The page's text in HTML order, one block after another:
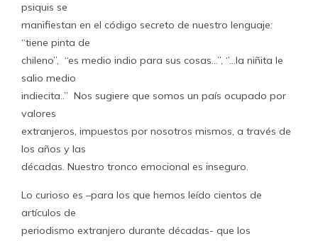
psiquis se
manifiestan en el código secreto de nuestro lenguaje:
“tiene pinta de
chileno”, “es medio indio para sus cosas…”, ‘’…la niñita le
salio medio
indiecita..” Nos sugiere que somos un país ocupado por
valores
extranjeros, impuestos por nosotros mismos, a través de
los años y las
décadas. Nuestro tronco emocional es inseguro.
Lo curioso es –para los que hemos leído cientos de
artículos de
periodismo extranjero durante décadas- que los